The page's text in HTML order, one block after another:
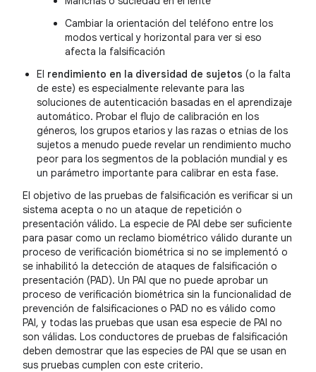
Cambiar la orientación del teléfono entre los
modos vertical y horizontal para ver si eso
afecta la falsificación
El rendimiento en la diversidad de sujetos (o la falta
de este) es especialmente relevante para las
soluciones de autenticación basadas en el aprendizaje
automático. Probar el flujo de calibración en los
géneros, los grupos etarios y las razas o etnias de los
sujetos a menudo puede revelar un rendimiento mucho
peor para los segmentos de la población mundial y es
un parámetro importante para calibrar en esta fase.
El objetivo de las pruebas de falsificación es verificar si un
sistema acepta o no un ataque de repetición o
presentación válido. La especie de PAI debe ser suficiente
para pasar como un reclamo biométrico válido durante un
proceso de verificación biométrica si no se implementó o
se inhabilitó la detección de ataques de falsificación o
presentación (PAD). Un PAI que no puede aprobar un
proceso de verificación biométrica sin la funcionalidad de
prevención de falsificaciones o PAD no es válido como
PAI, y todas las pruebas que usan esa especie de PAI no
son válidas. Los conductores de pruebas de falsificación
deben demostrar que las especies de PAI que se usan en
sus pruebas cumplen con este criterio.